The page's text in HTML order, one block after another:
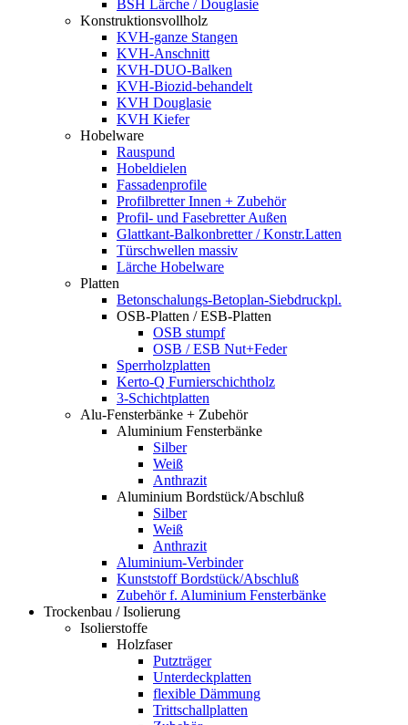
BSH Lärche / Douglasie
Konstruktionsvollholz
KVH-ganze Stangen
KVH-Anschnitt
KVH-DUO-Balken
KVH-Biozid-behandelt
KVH Douglasie
KVH Kiefer
Hobelware
Rauspund
Hobeldielen
Fassadenprofile
Profilbretter Innen + Zubehör
Profil- und Fasebretter Außen
Glattkant-Balkonbretter / Konstr.Latten
Türschwellen massiv
Lärche Hobelware
Platten
Betonschalungs-Betoplan-Siebdruckpl.
OSB-Platten / ESB-Platten
OSB stumpf
OSB / ESB Nut+Feder
Sperrholzplatten
Kerto-Q Furnierschichtholz
3-Schichtplatten
Alu-Fensterbänke + Zubehör
Aluminium Fensterbänke
Silber
Weiß
Anthrazit
Aluminium Bordstück/Abschluß
Silber
Weiß
Anthrazit
Aluminium-Verbinder
Kunststoff Bordstück/Abschluß
Zubehör f. Aluminium Fensterbänke
Trockenbau / Isolierung
Isolierstoffe
Holzfaser
Putzträger
Unterdeckplatten
flexible Dämmung
Trittschallplatten